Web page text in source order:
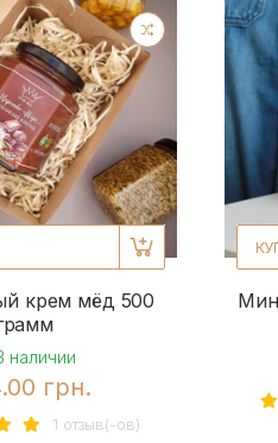
крем мёд 500
наличии
грн.
1 отзыв(-ов)